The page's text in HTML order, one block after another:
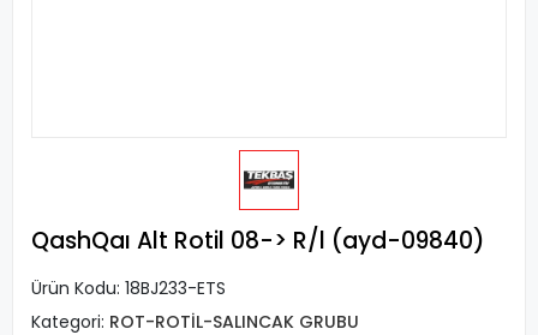
QashQaı Alt Rotil 08-> R/l (ayd-09840)
Ürün Kodu: 18BJ233-ETS
Kategori: ROT-ROTİL-SALINCAK GRUBU